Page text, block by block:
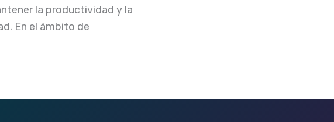
la productividad y la
En el ámbito de